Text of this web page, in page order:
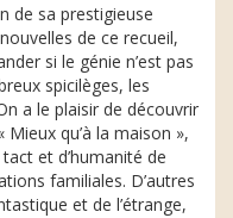
de sa prestigieuse
de ce recueil,
si le génie n’est pas
spicilèges, les
a le plaisir de découvrir
qu’à la maison »,
et d’humanité de
familiales. D’autres
et de l’étrange,